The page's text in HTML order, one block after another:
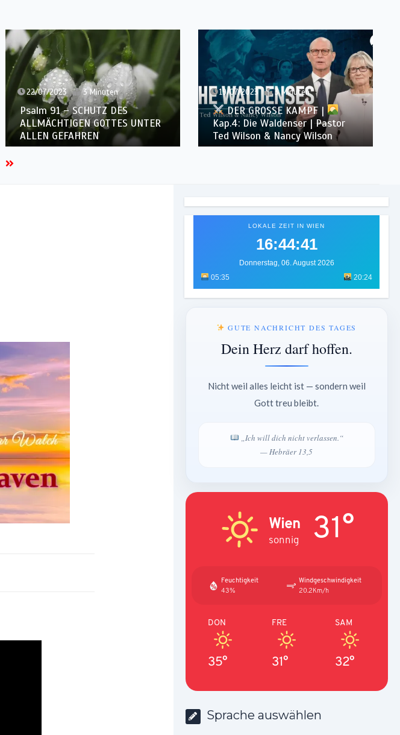
19/07/2023 3 Minuten
DER GROSSE KAMPF |
Kap.4: Die Waldenser | Pastor
Ted Wilson & Nancy Wilson
13/06/2023 1 Minute
Das Joch von Jesus Christus |
Prof. Mag. Dr. Elmar Walch
LOKALE ZEIT IN WIEN
16:44:43
Donnerstag, 06. August 2026
05:35
20:24
GUTE NACHRICHT DES TAGES
Dein Herz darf hoffen.
Nicht weil alles leicht ist — sondern weil
Gott treu bleibt.
„Ich will dich nicht verlassen.“
— Hebräer 13,5
Wien
sonnig 31°
Feuchtigkeit
43%
Windgeschwindigkeit
20.2Km/h
DON
35°
FRE
31°
SAM
32°
Sprache auswählen